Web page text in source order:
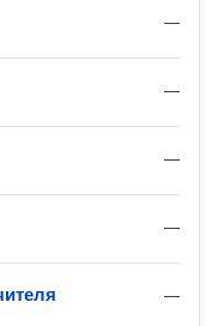
—
—
—
—
—